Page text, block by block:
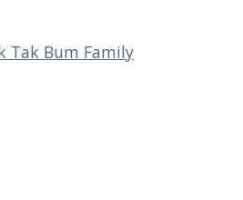
Tak Bum Family